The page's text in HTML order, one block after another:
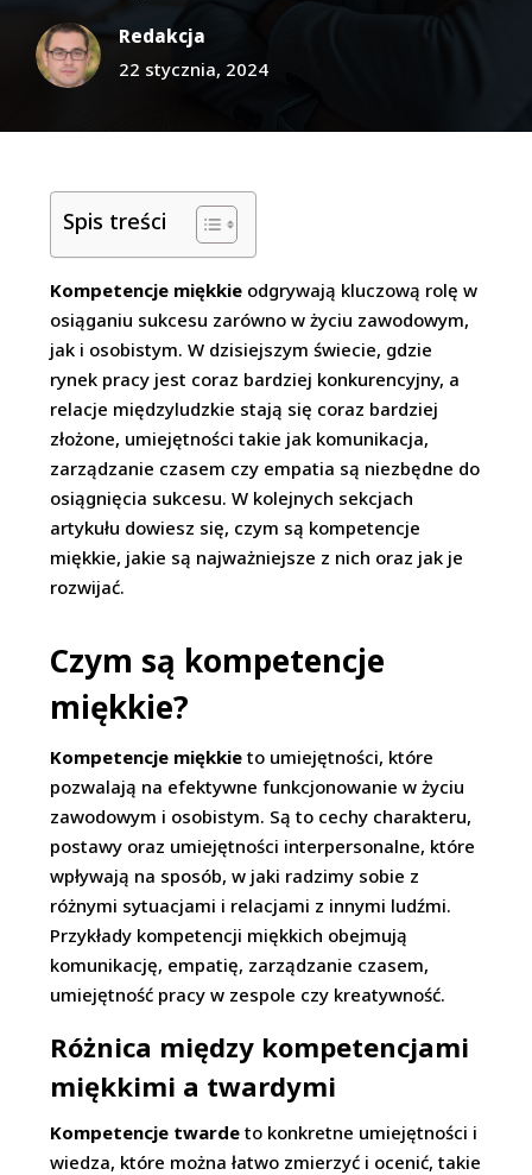
Redakcja
22 stycznia, 2024
Spis treści
Kompetencje miękkie odgrywają kluczową rolę w
osiąganiu sukcesu zarówno w życiu zawodowym,
jak i osobistym. W dzisiejszym świecie, gdzie
rynek pracy jest coraz bardziej konkurencyjny, a
relacje międzyludzkie stają się coraz bardziej
złożone, umiejętności takie jak komunikacja,
zarządzanie czasem czy empatia są niezbędne do
osiągnięcia sukcesu. W kolejnych sekcjach
artykułu dowiesz się, czym są kompetencje
miękkie, jakie są najważniejsze z nich oraz jak je
rozwijać.
Czym są kompetencje
miękkie?
Kompetencje miękkie to umiejętności, które
pozwalają na efektywne funkcjonowanie w życiu
zawodowym i osobistym. Są to cechy charakteru,
postawy oraz umiejętności interpersonalne, które
wpływają na sposób, w jaki radzimy sobie z
różnymi sytuacjami i relacjami z innymi ludźmi.
Przykłady kompetencji miękkich obejmują
komunikację, empatię, zarządzanie czasem,
umiejętność pracy w zespole czy kreatywność.
Różnica między kompetencjami
miękkimi a twardymi
Kompetencje twarde to konkretne umiejętności i
wiedza, które można łatwo zmierzyć i ocenić, takie